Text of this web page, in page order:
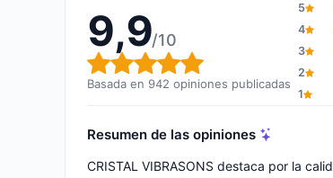
9,9/10
Calificación global: 9,9
Basada en 942 opiniones publicadas
5
4
3
2
1
Resumen de las opiniones
CRISTAL VIBRASONS destaca por la